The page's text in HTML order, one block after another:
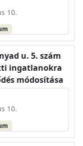
10.
u. 5. szám
ingatlanokra
módosítása
10.